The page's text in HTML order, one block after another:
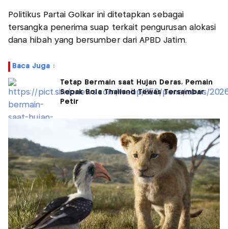
Politikus Partai Golkar ini ditetapkan sebagai
tersangka penerima suap terkait pengurusan alokasi
dana hibah yang bersumber dari APBD Jatim.
Baca Juga :
Tetap Bermain saat Hujan Deras, Pemain
Sepak Bola Thailand Tewas Tersambar
Petir